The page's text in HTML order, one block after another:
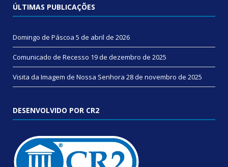
ÚLTIMAS PUBLICAÇÕES
Domingo de Páscoa 5 de abril de 2026
Comunicado de Recesso 19 de dezembro de 2025
Visita da Imagem de Nossa Senhora 28 de novembro de 2025
DESENVOLVIDO POR CR2